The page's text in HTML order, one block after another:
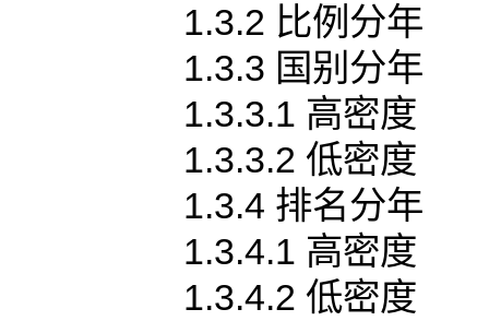
1.3.2 比例分年
1.3.3 国别分年
1.3.3.1 高密度
1.3.3.2 低密度
1.3.4 排名分年
1.3.4.1 高密度
1.3.4.2 低密度